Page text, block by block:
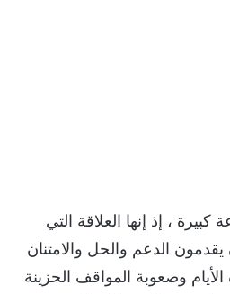
، إذ إنها العلاقة التي
الدعم والحل والامتنان
وصعوبة المواقف الحزينة